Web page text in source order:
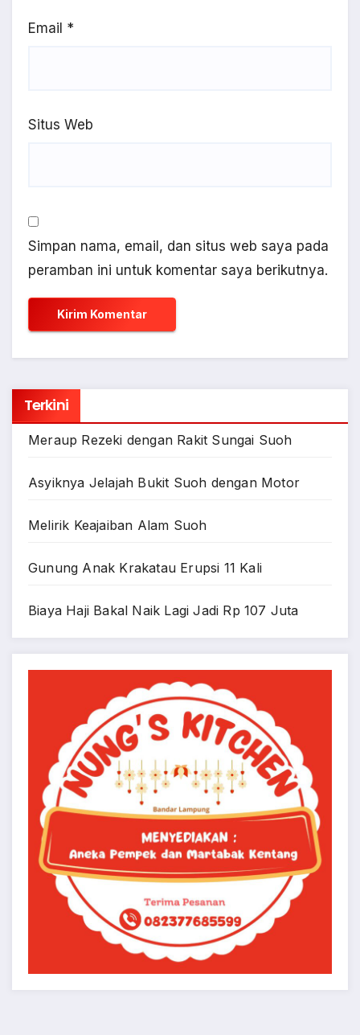
Email *
Situs Web
Simpan nama, email, dan situs web saya pada
peramban ini untuk komentar saya berikutnya.
Terkini
Meraup Rezeki dengan Rakit Sungai Suoh
Asyiknya Jelajah Bukit Suoh dengan Motor
Melirik Keajaiban Alam Suoh
Gunung Anak Krakatau Erupsi 11 Kali
Biaya Haji Bakal Naik Lagi Jadi Rp 107 Juta